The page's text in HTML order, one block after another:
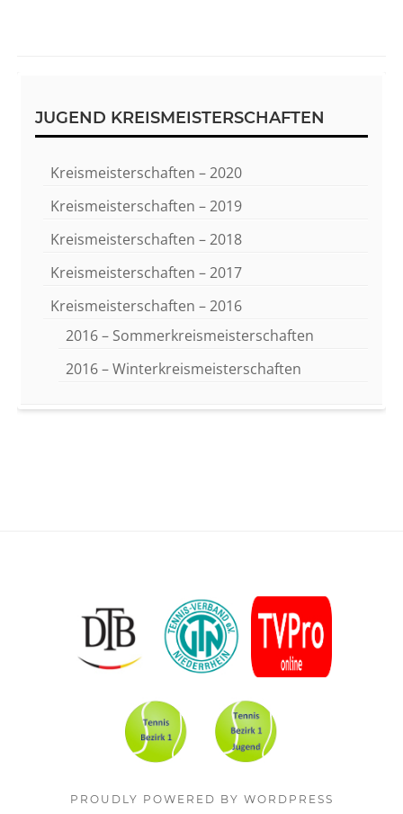
JUGEND KREISMEISTERSCHAFTEN
Kreismeisterschaften – 2020
Kreismeisterschaften – 2019
Kreismeisterschaften – 2018
Kreismeisterschaften – 2017
Kreismeisterschaften – 2016
2016 – Sommerkreismeisterschaften
2016 – Winterkreismeisterschaften
Content
PROUDLY POWERED BY WORDPRESS